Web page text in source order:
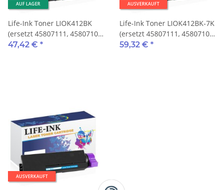
AUF LAGER
Life-Ink Toner LIOK412BK
(ersetzt 45807111, 45807106,
45807102) schwarz 3.000
47,42 € *
AUSVERKAUFT
Life-Ink Toner LIOK412BK-7K
(ersetzt 45807111, 45807106,
45807102) schwarz 7.000
59,32 € *
AUSVERKAUFT